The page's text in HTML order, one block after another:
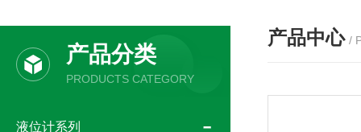
产品分类
PRODUCTS CATEGORY
液位计系列
产品中心 /